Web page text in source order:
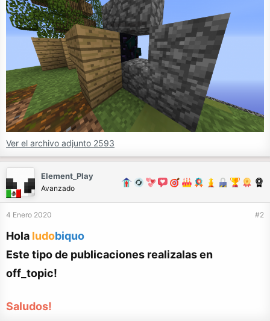
Ver el archivo adjunto 2593
Element_Play
Avanzado
4 Enero 2020 #2
Hola ludobiquo
Este tipo de publicaciones realizalas en
off_topic!
Saludos!